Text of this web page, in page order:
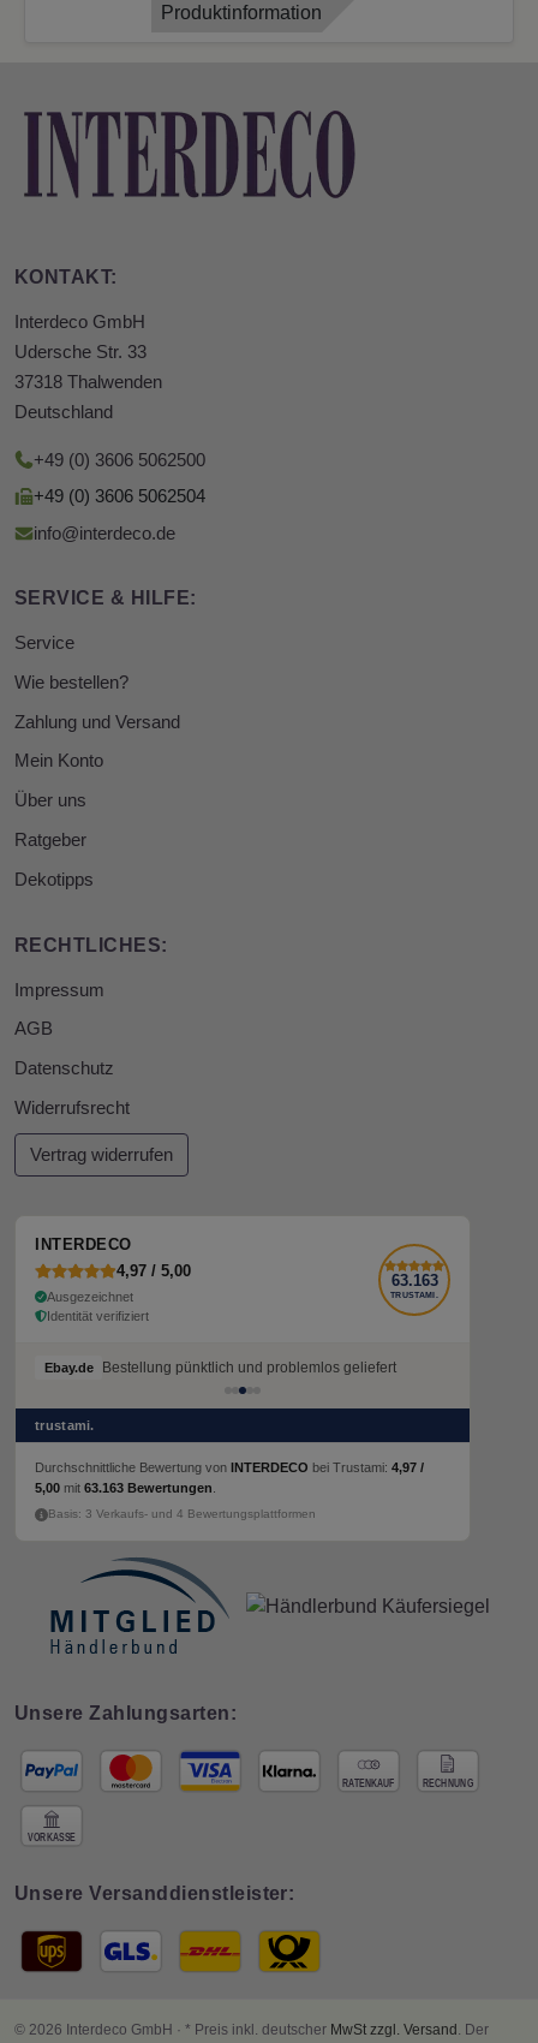
Produktinformation
KONTAKT:
Interdeco GmbH
Udersche Str. 33
37318 Thalwenden
Deutschland
+49 (0) 3606 5062500
+49 (0) 3606 5062504
info@interdeco.de
SERVICE & HILFE:
Service
Wie bestellen?
Zahlung und Versand
Mein Konto
Über uns
Ratgeber
Dekotipps
RECHTLICHES:
Impressum
AGB
Datenschutz
Widerrufsrecht
Vertrag widerrufen
INTERDECO
4,97 / 5,00
Ausgezeichnet
Identität verifiziert
63.163
TRUSTAMI.
Ebay.de Bestellung pünktlich und problemlos geliefert
Ebay.de das weiß ist besonders schön
trustami.
Durchschnittliche Bewertung von INTERDECO bei Trustami: 4,97 /
5,00 mit 63.163 Bewertungen.
Basis: 3 Verkaufs- und 4 Bewertungsplattformen
Unsere Zahlungsarten:
Unsere Versanddienstleister:
© 2026 Interdeco GmbH · * Preis inkl. deutscher MwSt zzgl. Versand. Der